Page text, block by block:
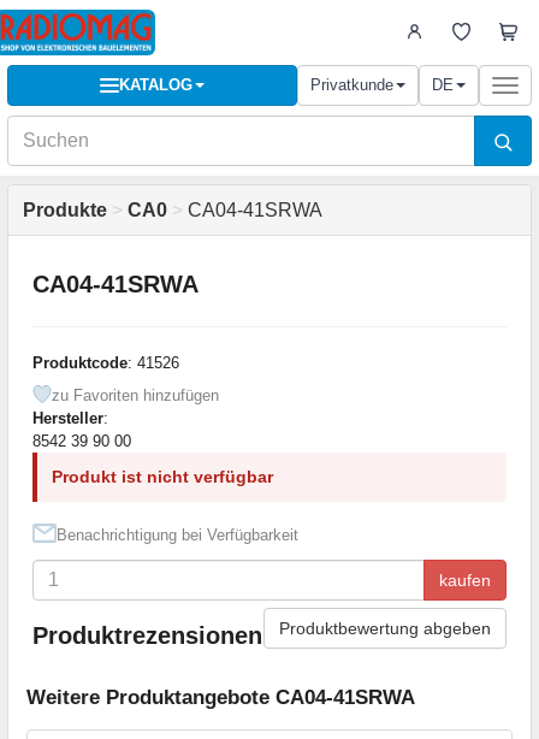
KATALOG Privatkunde DE
Produkte > CA0 > CA04-41SRWA
CA04-41SRWA
Produktcode: 41526
zu Favoriten hinzufügen
Hersteller:
8542 39 90 00
Produkt ist nicht verfügbar
Benachrichtigung bei Verfügbarkeit
kaufen
Produktrezensionen Produktbewertung abgeben
Weitere Produktangebote CA04-41SRWA